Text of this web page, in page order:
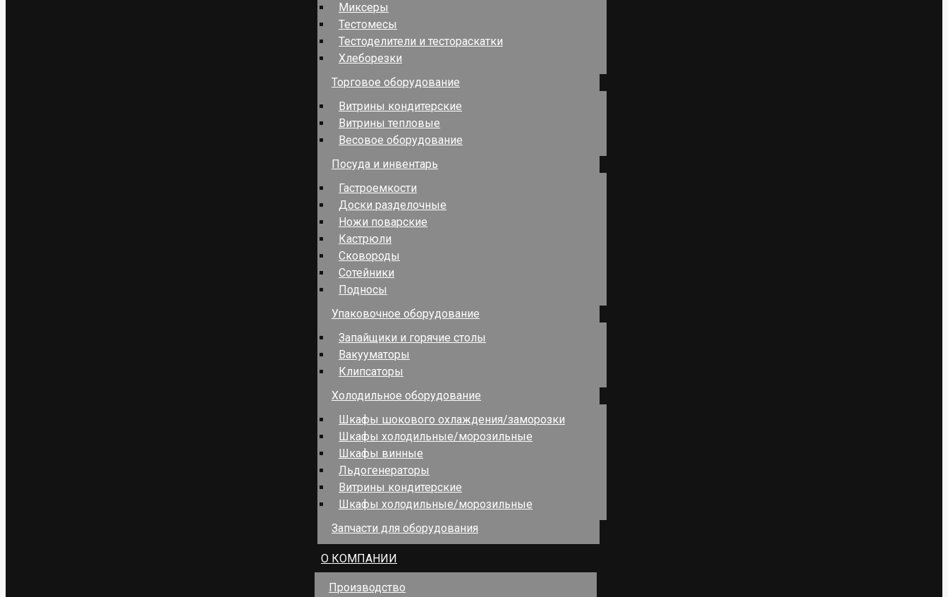
Миксеры
Тестомесы
Тестоделители и тестораскатки
Хлеборезки
Торговое оборудование
Витрины кондитерские
Витрины тепловые
Весовое оборудование
Посуда и инвентарь
Гастроемкости
Доски разделочные
Ножи поварские
Кастрюли
Сковороды
Сотейники
Подносы
Упаковочное оборудование
Запайщики и горячие столы
Вакууматоры
Клипсаторы
Холодильное оборудование
Шкафы шокового охлаждения/заморозки
Шкафы холодильные/морозильные
Шкафы винные
Льдогенераторы
Витрины кондитерские
Шкафы холодильные/морозильные
Запчасти для оборудования
О КОМПАНИИ
Производство